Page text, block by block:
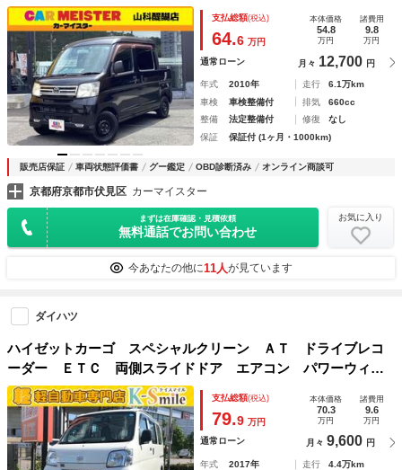
エアバッグ 助手席エアバッグ ＣＤ
支払総額(税込)
64.6 万円
本体価格
54.8
万円
諸費用
9.8
万円
通常ローン 月々 12,700 円
年式 2010年 走行
6.1万km
車検
車検整備付 排気
660cc
整備
法定整備付 修復
なし
保証
保証付 (1ヶ月・1000km)
販売店保証 車両状態評価書 グー鑑定 OBD診断済み オンライン商談可
京都府京都市伏見区 カーマイスター
まずは在庫確認・見積依頼
無料通話でお問い合わせ
お気に入り
今あなたの他に11人が見ています
ダイハツ
ハイゼットカーゴ スペシャルクリーン ＡＴ ドライブレコ
ーダー ＥＴＣ 両側スライドドア エアコン パワーウィン
ドウ 運転席エアバッグ 助手席エアバッグ
支払総額(税込)
79.9 万円
本体価格
70.3
万円
諸費用
9.6
万円
通常ローン 月々 9,600 円
年式 2017年 走行
4.4万km